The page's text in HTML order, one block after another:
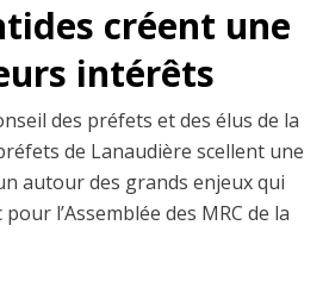
créent une
intérêts
des préfets et des élus de la
de Lanaudière scellent une
autour des grands enjeux qui
l’Assemblée des MRC de la